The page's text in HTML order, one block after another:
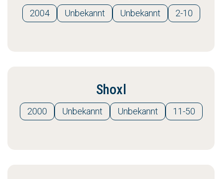
2004 Unbekannt Unbekannt 2-10
Shoxl
2000 Unbekannt Unbekannt 11-50